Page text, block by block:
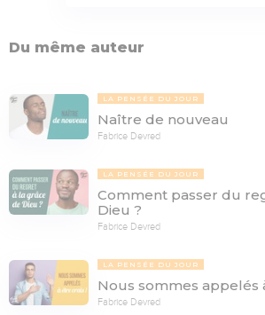
Du même auteur
LA PENSÉE DU JOUR
Naître de nouveau
Fabrice Devred
LA PENSÉE DU JOUR
Comment passer du
Dieu ?
Fabrice Devred
LA PENSÉE DU JOUR
Nous sommes appelés
Fabrice Devred